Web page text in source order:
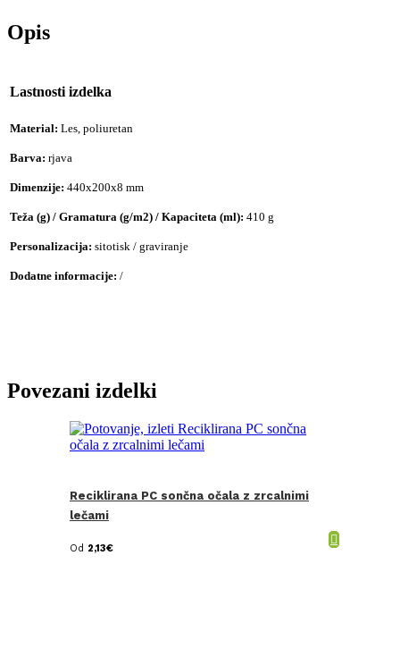
Opis
Lastnosti izdelka
Material: Les, poliuretan
Barva: rjava
Dimenzije: 440x200x8 mm
Teža (g) / Gramatura (g/m2) / Kapaciteta (ml): 410 g
Personalizacija: sitotisk / graviranje
Dodatne informacije: /
Povezani izdelki
Reciklirana PC sončna očala z zrcalnimi
lečami
Od 2,13€